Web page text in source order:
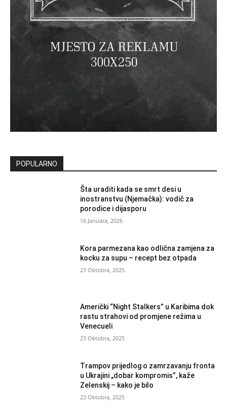
POPULARNO
Šta uraditi kada se smrt desi u
inostranstvu (Njemačka): vodič za
porodice i dijasporu
16 Januara, 2026
Kora parmezana kao odlična zamjena za
kocku za supu – recept bez otpada
23 Oktobra, 2025
Američki “Night Stalkers” u Karibima dok
rastu strahovi od promjene režima u
Venecueli
23 Oktobra, 2025
Trampov prijedlog o zamrzavanju fronta
u Ukrajini „dobar kompromis”, kaže
Zelenskij – kako je bilo
23 Oktobra, 2025